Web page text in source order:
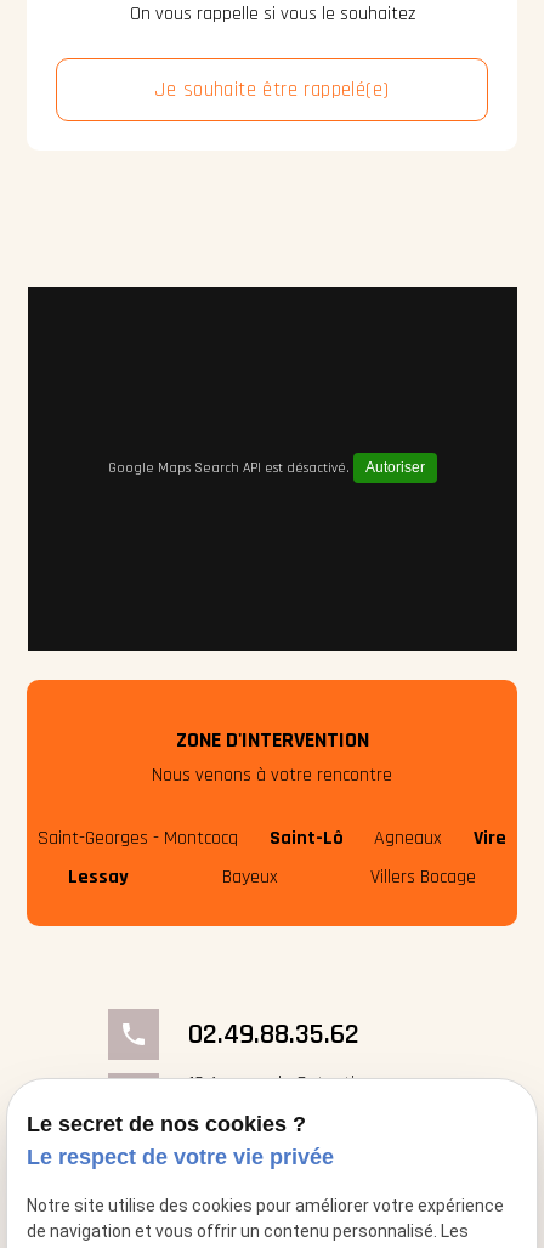
On vous rappelle si vous le souhaitez
Je souhaite être rappelé(e)
Google Maps Search API est désactivé. Autoriser
ZONE D'INTERVENTION
Nous venons à votre rencontre
Saint-Georges - Montcocq Saint-Lô Agneaux
Vire
Lessay
Bayeux Villers Bocage
phone 02.49.88.35.62
18 Avenue du Cotentin
50000 Saint-Georges- Montcocq
mail contact@cheminee-artflam.fr
Le secret de nos cookies ?
Le respect de votre vie privée
Notre site utilise des cookies pour améliorer votre expérience
de navigation et vous offrir un contenu personnalisé. Les